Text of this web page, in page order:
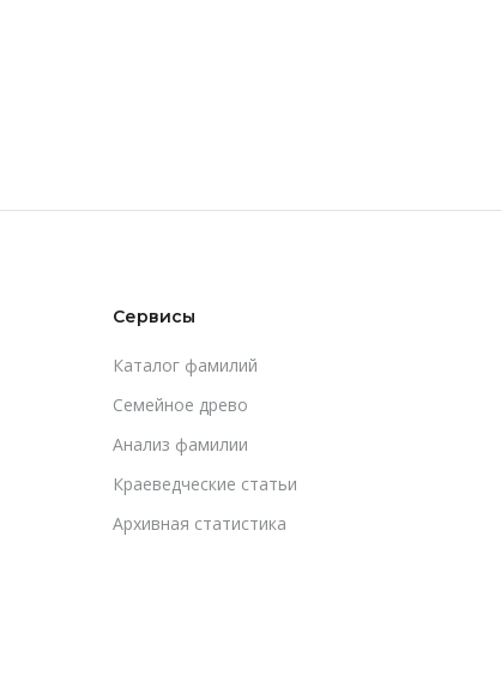
Сервисы
Каталог фамилий
Cемейное древо
Анализ фамилии
Краеведческие статьи
Архивная статистика